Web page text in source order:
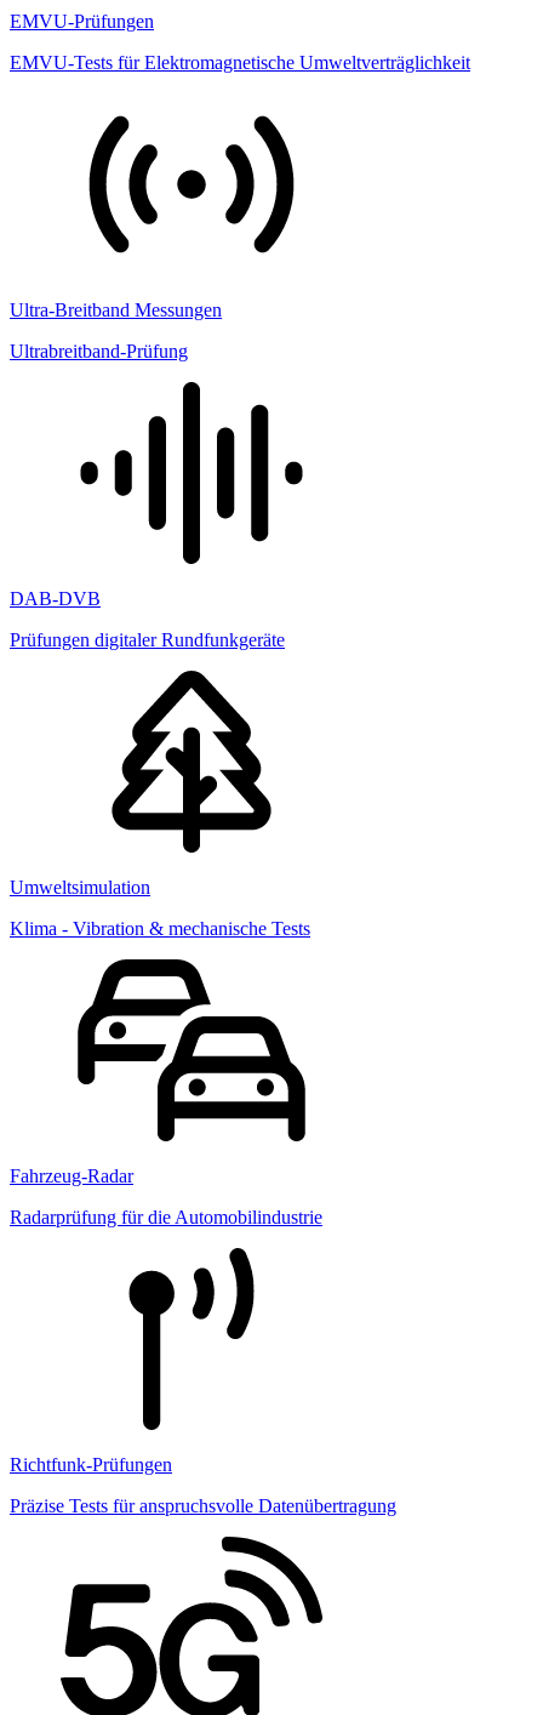
EMVU-Prüfungen
EMVU-Tests für Elektromagnetische Umweltverträglichkeit
Ultra-Breitband Messungen
Ultrabreitband-Prüfung
DAB-DVB
Prüfungen digitaler Rundfunkgeräte
Umweltsimulation
Klima - Vibration & mechanische Tests
Fahrzeug-Radar
Radarprüfung für die Automobilindustrie
Richtfunk-Prüfungen
Präzise Tests für anspruchsvolle Datenübertragung